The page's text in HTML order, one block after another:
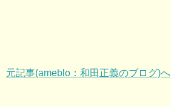
元記事(ameblo：和田正義のブログ)へ